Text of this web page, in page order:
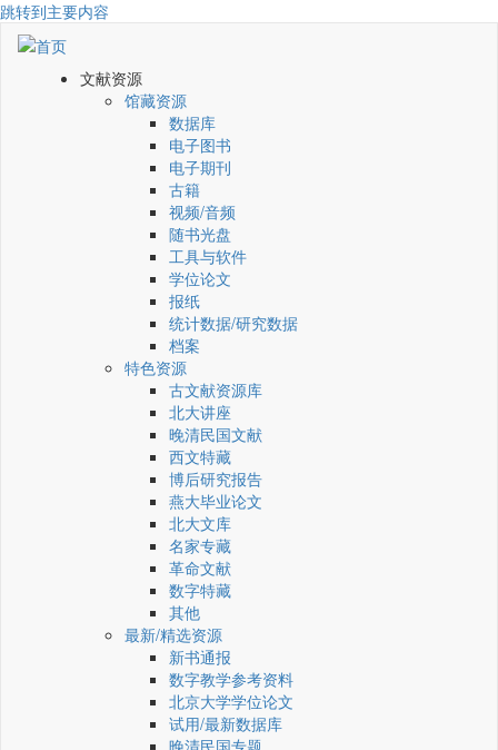
跳转到主要内容
文献资源
馆藏资源
数据库
电子图书
电子期刊
古籍
视频/音频
随书光盘
工具与软件
学位论文
报纸
统计数据/研究数据
档案
特色资源
古文献资源库
北大讲座
晚清民国文献
西文特藏
博后研究报告
燕大毕业论文
北大文库
名家专藏
革命文献
数字特藏
其他
最新/精选资源
新书通报
数字教学参考资料
北京大学学位论文
试用/最新数据库